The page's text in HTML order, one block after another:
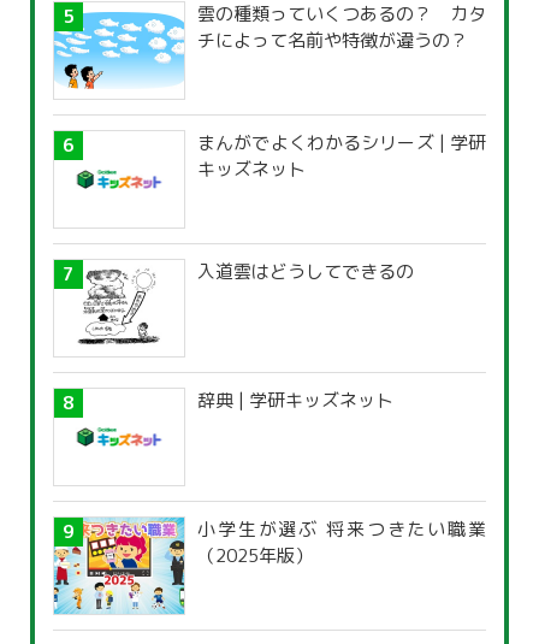
雲の種類っていくつあるの？ カタ
チによって名前や特徴が違うの？
まんがでよくわかるシリーズ | 学研
キッズネット
入道雲はどうしてできるの
辞典 | 学研キッズネット
小学生が選ぶ 将来つきたい職業
（2025年版）